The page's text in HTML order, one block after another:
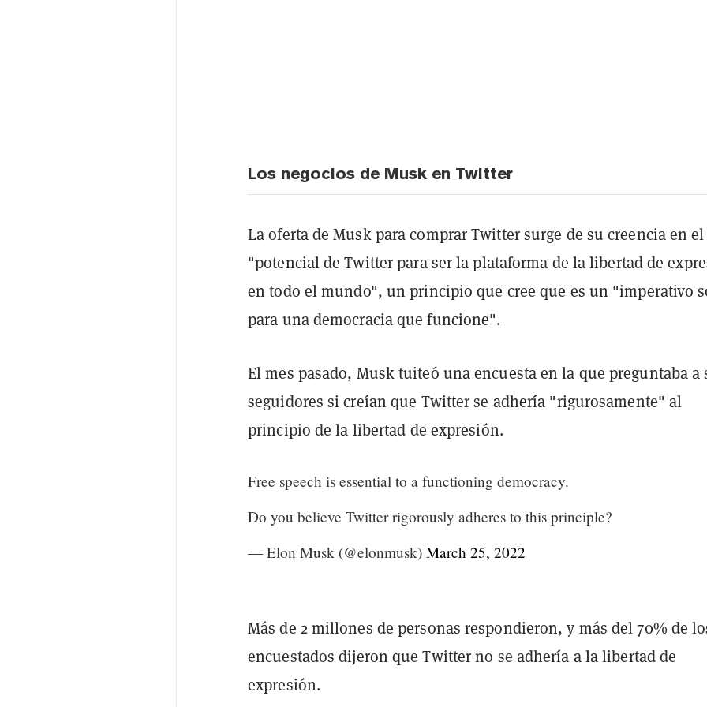
Los negocios de Musk en Twitter
La oferta de Musk para comprar Twitter surge de su creencia en el
"potencial de Twitter para ser la plataforma de la libertad de
en todo el mundo", un principio que cree que es un "imperativo
para una democracia que funcione".
El mes pasado, Musk tuiteó una encuesta en la que preguntaba a
seguidores si creían que Twitter se adhería "rigurosamente" al
principio de la libertad de expresión.
Free speech is essential to a functioning democracy.
Do you believe Twitter rigorously adheres to this principle?
— Elon Musk (@elonmusk) March 25, 2022
Más de 2 millones de personas respondieron, y más del 70% de
encuestados dijeron que Twitter no se adhería a la libertad de
expresión.